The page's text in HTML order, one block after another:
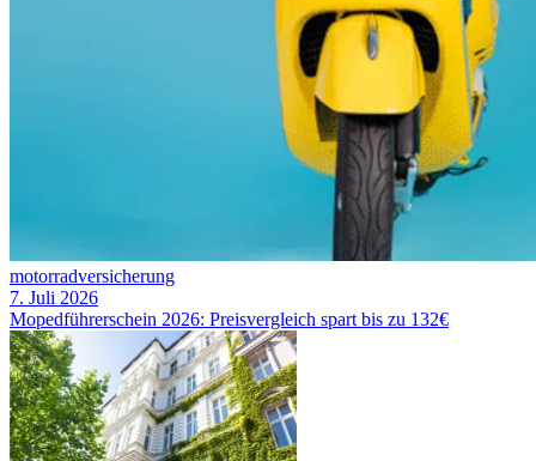
motorradversicherung
7. Juli 2026
Mopedführerschein 2026: Preisvergleich spart bis zu 132€